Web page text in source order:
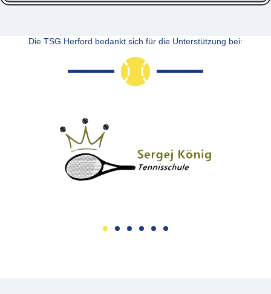
Die TSG Herford bedankt sich für die Unterstützung bei: